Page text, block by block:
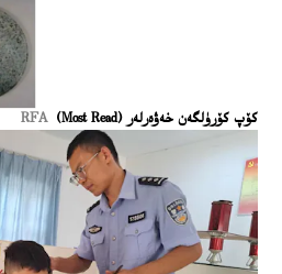
كۆپ كۆرۈلگەن خەۋەرلەر (Most Read) RFA